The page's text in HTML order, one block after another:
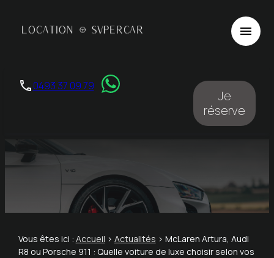
menu
phone0493 37 09 79
Je
réserve
Vous êtes ici : Accueil > Actualités > McLaren Artura, Audi
R8 ou Porsche 911 : Quelle voiture de luxe choisir selon vos